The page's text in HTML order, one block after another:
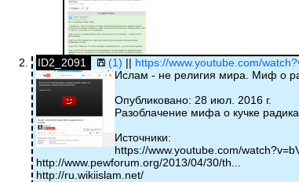
ID2_2091 (1) || https://www.youtube.com/
Ислам - не религия мира. Миф о
Опубликовано: 28 июл. 2016 г.
Разоблачение мифа о кучке
Источники:
https://www.youtube.com/
http://www.pewforum.org/2013/04/30/th...
http://ru.wikiislam.net/